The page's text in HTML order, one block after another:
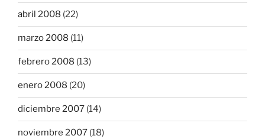
abril 2008 (22)
marzo 2008 (11)
febrero 2008 (13)
enero 2008 (20)
diciembre 2007 (14)
noviembre 2007 (18)